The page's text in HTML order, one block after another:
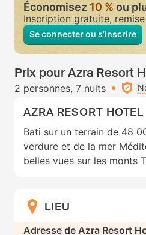
Économisez10 %ou
Inscription gratuite, remise
Se connecter ou s’inscrire
Prix pour Azra Resort
2 personnes 7 nuits
AZRA RESORT HOTEL
Bati sur un terrain de 48
verdure et de la mer
belles vues sur les monts
LIEU
Adresse de Azra Resort